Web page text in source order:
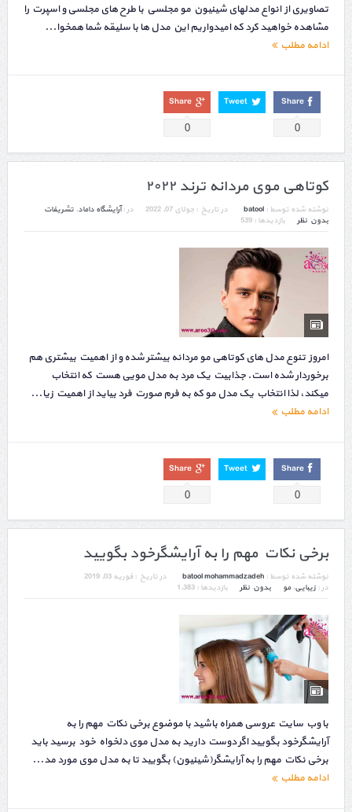
تصاویری از انواع مدلهای شینیون مو مجلسی با طرح های مجلسی و اسپرت را
مشاهده خواهید کرد که امیدواریم این مدل ها با سلیقه شما همخوا...
ادامه مطلب
Share
0
Tweet
Share
0
کوتاهی موی مردانه ترند ۲۰۲۲
نوشته شده توسط : batool در تاریخ : جولای 07, 2022 در :آرایشگاه داماد, تشریفات
بدون نظر
بازدیدها : 539
امروز تنوع مدل های کوتاهی مو مردانه بیشتر شده و از اهمیت بیشتری هم
برخوردار شده است. جذابیت یک مرد به مدل مویی هست که انتخاب
میکند، لذا انتخاب یک مدل مو که به فرم صورت فرد بیاید از اهمیت زیا...
ادامه مطلب
Share
0
Tweet
Share
0
برخی نکات مهم را به آرایشگرخود بگویید
نوشته شده توسط : batool mohammadzadeh در تاریخ : فوریه 03, 2019
در : زیبایی,مو بدون نظر بازدیدها : 1,383
با وب سایت عروسی همراه باشید با موضوع برخی نکات مهم را به
آرایشگرخود بگویید اگر دوست دارید به مدل موی دلخواه خود برسید باید
برخی نکات مهم را به آرایشگر(شینیون) بگویید تا به مدل موی مورد مد...
ادامه مطلب